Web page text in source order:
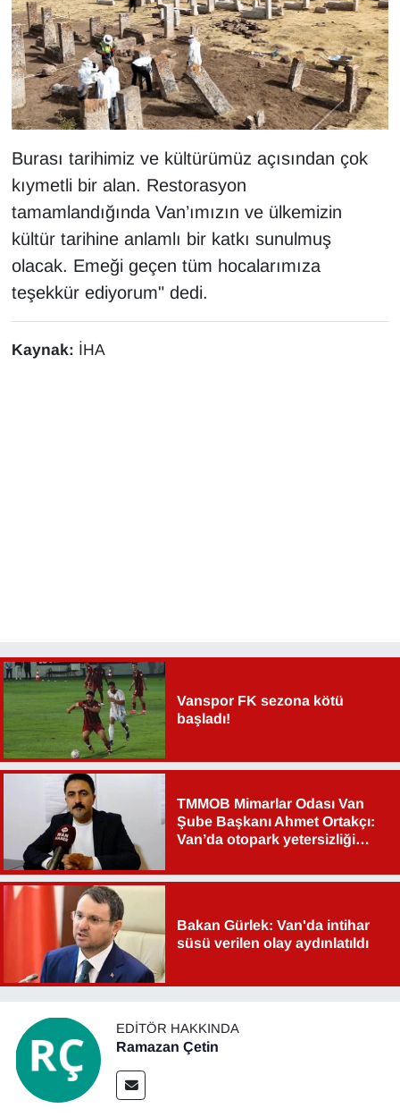
Burası tarihimiz ve kültürümüz açısından çok
kıymetli bir alan. Restorasyon
tamamlandığında Van’ımızın ve ülkemizin
kültür tarihine anlamlı bir katkı sunulmuş
olacak. Emeği geçen tüm hocalarımıza
teşekkür ediyorum" dedi.
Kaynak: İHA
Vanspor FK sezona kötü
başladı!
TMMOB Mimarlar Odası Van
Şube Başkanı Ahmet Ortakçı:
Van’da otopark yetersizliği
Bakan Gürlek: Van'da intihar
süsü verilen olay aydınlatıldı
EDITÖR HAKKINDA
Ramazan Çetin
SPOR
TEBRİK
TEKNOLOJİ
Turizm
VAN'DA SPOR
Vasıta
YAŞAM
YEREL